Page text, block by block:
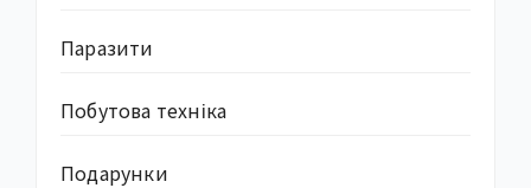
Паразити
Побутова техніка
Подарунки